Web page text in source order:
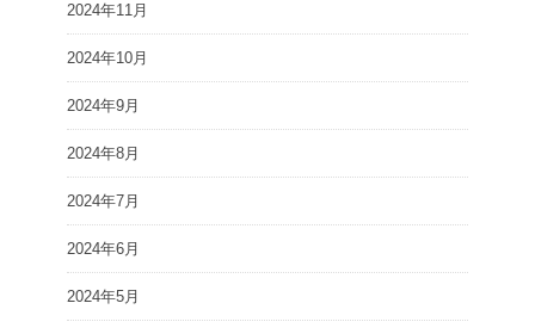
2024年11月
2024年10月
2024年9月
2024年8月
2024年7月
2024年6月
2024年5月